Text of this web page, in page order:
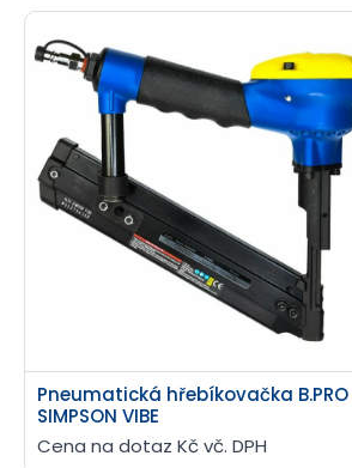
Pneumatická hřebíkovačka
SIMPSON VIBE
Cena na dotaz Kč vč. DPH